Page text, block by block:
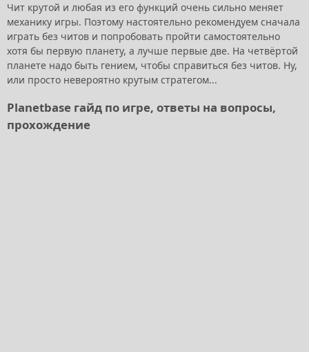
Чит крутой и любая из его функций очень сильно меняет
механику игры. Поэтому настоятельно рекомендуем сначала
играть без читов и попробовать пройти самостоятельно
хотя бы первую планету, а лучше первые две. На четвёртой
планете надо быть гением, чтобы справиться без читов. Ну,
или просто невероятно крутым стратегом...
Planetbase гайд по игре, ответы на вопросы,
прохождение